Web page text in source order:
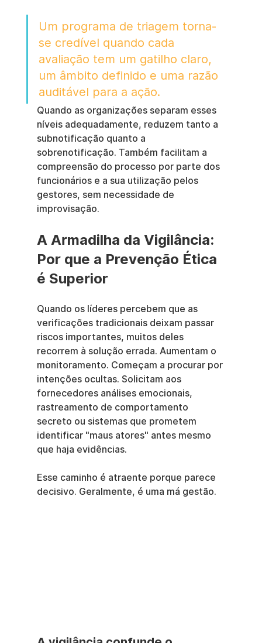
Um programa de triagem torna-
se credível quando cada
avaliação tem um gatilho claro,
um âmbito definido e uma razão
auditável para a ação.
Quando as organizações separam esses
níveis adequadamente, reduzem tanto a
subnotificação quanto a
sobrenotificação. Também facilitam a
compreensão do processo por parte dos
funcionários e a sua utilização pelos
gestores, sem necessidade de
improvisação.
A Armadilha da Vigilância:
Por que a Prevenção Ética
é Superior
Quando os líderes percebem que as
verificações tradicionais deixam passar
riscos importantes, muitos deles
recorrem à solução errada. Aumentam o
monitoramento. Começam a procurar por
intenções ocultas. Solicitam aos
fornecedores análises emocionais,
rastreamento de comportamento
secreto ou sistemas que prometem
identificar "maus atores" antes mesmo
que haja evidências.
Esse caminho é atraente porque parece
decisivo. Geralmente, é uma má gestão.